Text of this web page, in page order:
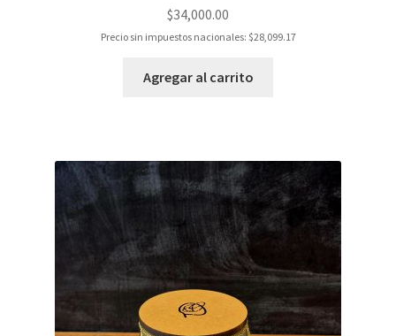
$34,000.00
Precio sin impuestos nacionales: $28,099.17
Agregar al carrito